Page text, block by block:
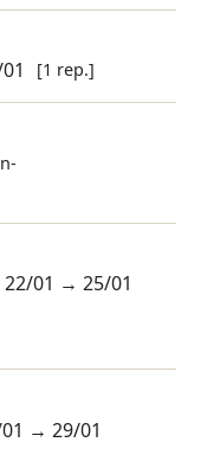
[1 rep.]
22/01 →25/01
→29/01